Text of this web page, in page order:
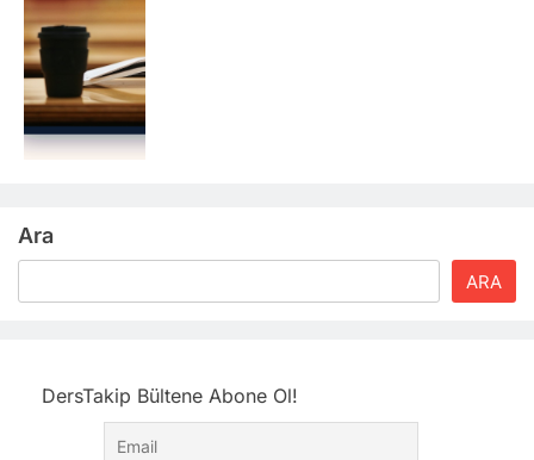
Ara
ARA
DersTakip Bültene Abone Ol!